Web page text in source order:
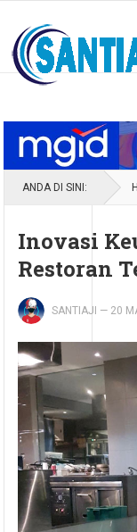
ANDA DI SINI:
Inovasi
Restoran
SANTIAJI — 20